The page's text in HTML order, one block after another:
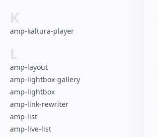
K
amp-kaltura-player
L
amp-layout
amp-lightbox-gallery
amp-lightbox
amp-link-rewriter
amp-list
amp-live-list